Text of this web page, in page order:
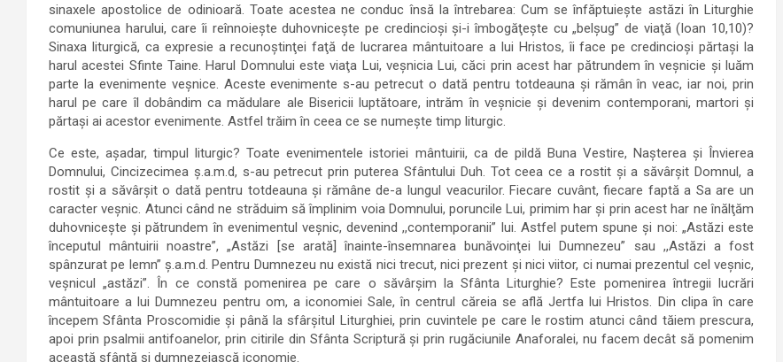
sinaxele apostolice de odinioară. Toate acestea ne conduc însă la întrebarea: Cum se înfăptuieşte astăzi în Liturghie
comuniunea harului, care îi reînnoieşte duhovniceşte pe credincioşi şi-i îmbogăţeşte cu „belşug” de viaţă (Ioan 10,10)?
Sinaxa liturgică, ca expresie a recunoştinţei faţă de lucrarea mântuitoare a lui Hristos, îi face pe credincioşi părtaşi la
harul acestei Sfinte Taine. Harul Domnului este viaţa Lui, veşnicia Lui, căci prin acest har pătrundem în veşnicie şi luăm
parte la evenimente veşnice. Aceste evenimente s-au petrecut o dată pentru totdeauna şi rămân în veac, iar noi, prin
harul pe care îl dobândim ca mădulare ale Bisericii luptătoare, intrăm în veşnicie şi devenim contemporani, martori şi
părtaşi ai acestor evenimente. Astfel trăim în ceea ce se numeşte timp liturgic.
Ce este, aşadar, timpul liturgic? Toate evenimentele istoriei mântuirii, ca de pildă Buna Vestire, Naşterea şi Învierea
Domnului, Cincizecimea ş.a.m.d, s-au petrecut prin puterea Sfântului Duh. Tot ceea ce a rostit şi a săvârşit Domnul, a
rostit şi a săvârşit o dată pentru totdeauna şi rămâne de-a lungul veacurilor. Fiecare cuvânt, fiecare faptă a Sa are un
caracter veşnic. Atunci când ne străduim să împlinim voia Domnului, poruncile Lui, primim har şi prin acest har ne înălţăm
duhovniceşte şi pătrundem în evenimentul veşnic, devenind ,,contemporanii” lui. Astfel putem spune şi noi: „Astăzi este
începutul mântuirii noastre”, „Astăzi [se arată] înainte-însemnarea bunăvoinţei lui Dumnezeu” sau ,,Astăzi a fost
spânzurat pe lemn” ş.a.m.d. Pentru Dumnezeu nu există nici trecut, nici prezent şi nici viitor, ci numai prezentul cel veşnic,
veşnicul „astăzi”. În ce constă pomenirea pe care o săvârşim la Sfânta Liturghie? Este pomenirea întregii lucrări
mântuitoare a lui Dumnezeu pentru om, a iconomiei Sale, în centrul căreia se află Jertfa lui Hristos. Din clipa în care
începem Sfânta Proscomidie şi până la sfârşitul Liturghiei, prin cuvintele pe care le rostim atunci când tăiem prescura,
apoi prin psalmii antifoanelor, prin citirile din Sfânta Scriptură şi prin rugăciunile Anaforalei, nu facem decât să pomenim
această sfântă şi dumnezeiască iconomie.